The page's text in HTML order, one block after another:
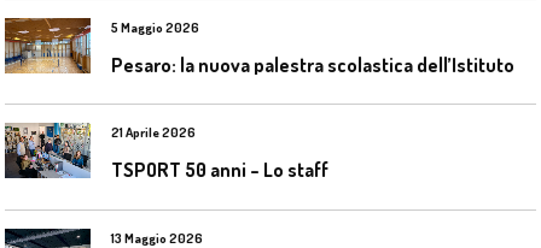
5 Maggio 2026
21 Aprile 2026
TSPORT 50 anni – Lo staff
13 Maggio 2026